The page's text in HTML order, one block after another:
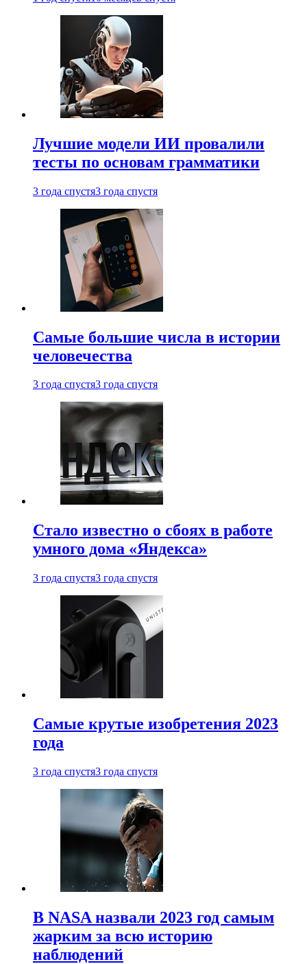
Лучшие модели ИИ провалили
тесты по основам грамматики
3 года спустя3 года спустя
Самые большие числа в истории
человечества
3 года спустя3 года спустя
Стало известно о сбоях в работе
умного дома «Яндекса»
3 года спустя3 года спустя
Самые крутые изобретения 2023
года
3 года спустя3 года спустя
В NASA назвали 2023 год самым
жарким за всю историю
наблюдений